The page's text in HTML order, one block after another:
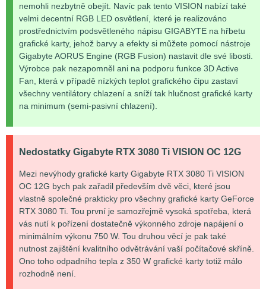
nemohli nezbytně obejít. Navíc pak tento VISION nabízí také
velmi decentní RGB LED osvětlení, které je realizováno
prostřednictvím podsvětleného nápisu GIGABYTE na hřbetu
grafické karty, jehož barvy a efekty si můžete pomocí nástroje
Gigabyte AORUS Engine (RGB Fusion) nastavit dle své libosti.
Výrobce pak nezapomněl ani na podporu funkce 3D Active
Fan, která v případě nízkých teplot grafického čipu zastaví
všechny ventilátory chlazení a sníží tak hlučnost grafické karty
na minimum (semi-pasivní chlazení).
Nedostatky Gigabyte RTX 3080 Ti VISION OC 12G
Mezi nevýhody grafické karty Gigabyte RTX 3080 Ti VISION
OC 12G bych pak zařadil především dvě věci, které jsou
vlastně společné prakticky pro všechny grafické karty GeForce
RTX 3080 Ti. Tou první je samozřejmě vysoká spotřeba, která
vás nutí k pořízení dostatečně výkonného zdroje napájení o
minimálním výkonu 750 W. Tou druhou věcí je pak také
nutnost zajištění kvalitního odvětrávání vaší počítačové skříně.
Ono toho odpadního tepla z 350 W grafické karty totiž málo
rozhodně není.